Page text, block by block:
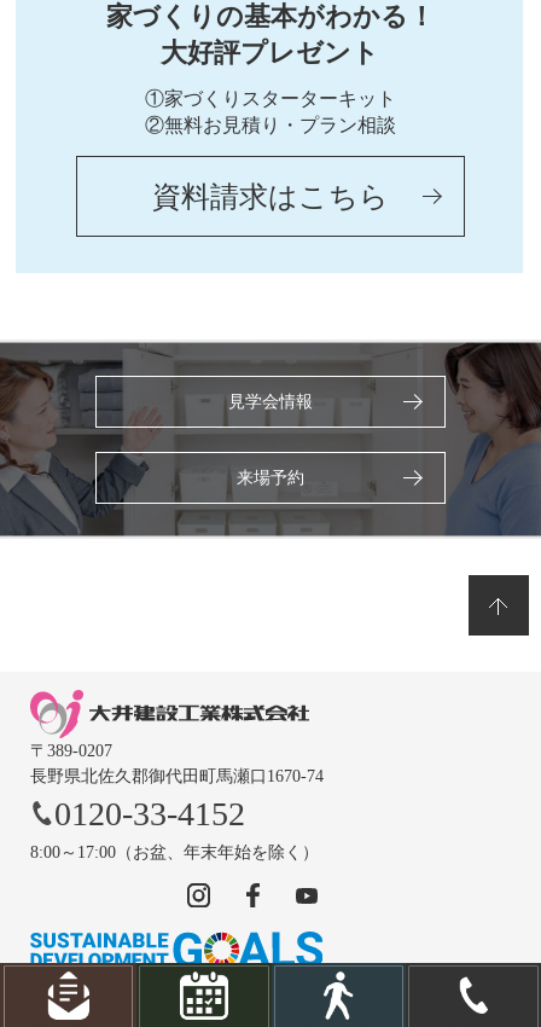
家づくりの基本がわかる！
大好評プレゼント
①家づくりスターターキット
②無料お見積り・プラン相談
資料請求はこちら
見学会情報
来場予約
〒389-0207
長野県北佐久郡御代田町馬瀬口1670-74
0120-33-4152
8:00～17:00（お盆、年末年始を除く）
© OOIKENSETSUKOUGYOU CO., LTD.